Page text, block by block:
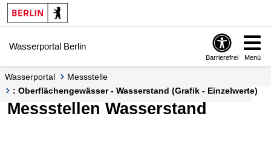
Springe zur Navigation
Springe zum Inhalt
Wasserportal Berlin
Barrierefrei Menü
Wasserportal
Messstelle
: Oberflächengewässer - Wasserstand (Grafik - Einzelwerte)
Messstellen Wasserstand